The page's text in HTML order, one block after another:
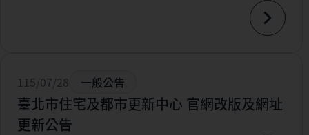
115/07/28 一般公告
臺北市住宅及都市更新中心 官網改版及網址
更新公告